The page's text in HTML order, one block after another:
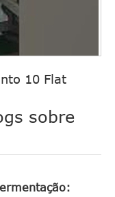
10 Flat
sobre